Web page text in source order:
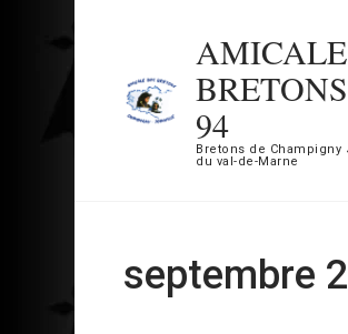
contenu
(Pressez
94
Bretons de Champigny
du val-de-Marne
septembre